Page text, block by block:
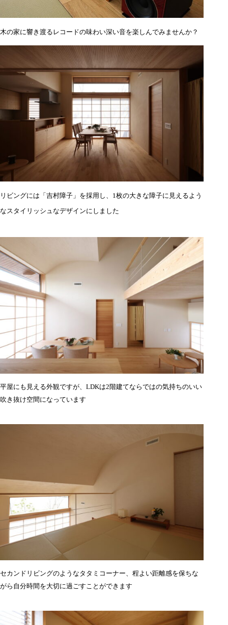
木の家に響き渡るレコードの味わい深い音を楽しんでみませんか？
リビングには「吉村障子」を採用し、1枚の大きな障子に見えるよう
なスタイリッシュなデザインにしました
平屋にも見える外観ですが、LDKは2階建てならではの気持ちのいい
吹き抜け空間になっています
セカンドリビングのようなタタミコーナー、程よい距離感を保ちな
がら自分時間を大切に過ごすことができます